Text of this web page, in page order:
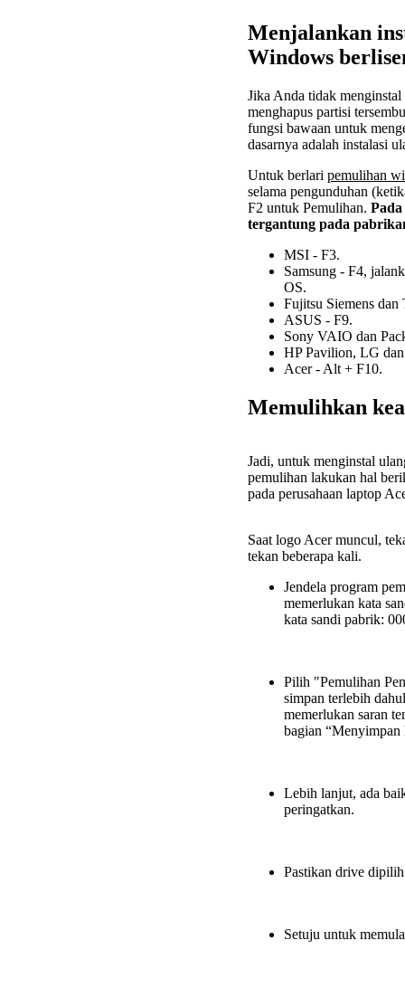
Menjalankan
Windows
Jika Anda tidak
menghapus partisi
fungsi bawaan untuk
dasarnya adalah instalasi
Untuk berlari pemulihan
selama pengunduhan
F2 untuk Pemulihan.
tergantung pada
MSI - F3.
Samsung - F4,
OS.
Fujitsu Siemens dan
ASUS - F9.
Sony VAIO dan
HP Pavilion, LG
Acer - Alt + F10.
Memulihkan
Jadi, untuk menginstal
pemulihan lakukan hal
pada perusahaan laptop
Saat logo Acer muncul,
tekan beberapa kali.
Jendela program
memerlukan kata
kata sandi pabrik:
Pilih "Pemulihan
simpan terlebih
memerlukan saran
bagian
Lebih lanjut, ada
peringatkan.
Pastikan drive
Setuju untuk